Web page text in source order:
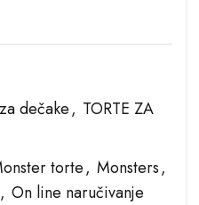
dečake, TORTE ZA
torte, Monsters,
, On line naručivanje